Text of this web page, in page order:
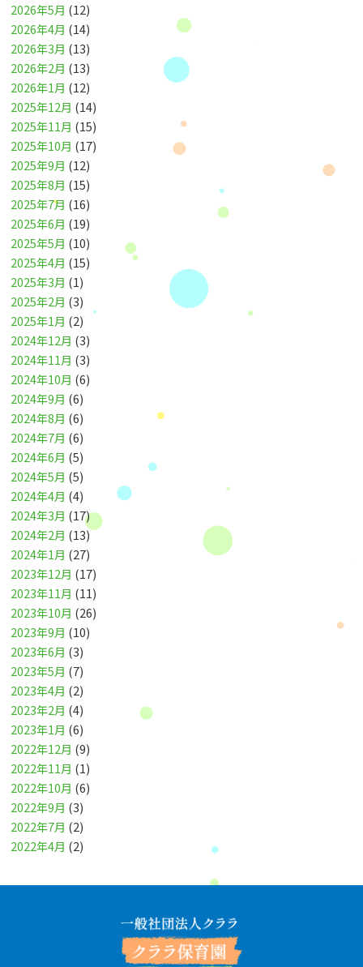
2026年5月 (12)
2026年4月 (14)
2026年3月 (13)
2026年2月 (13)
2026年1月 (12)
2025年12月 (14)
2025年11月 (15)
2025年10月 (17)
2025年9月 (12)
2025年8月 (15)
2025年7月 (16)
2025年6月 (19)
2025年5月 (10)
2025年4月 (15)
2025年3月 (1)
2025年2月 (3)
2025年1月 (2)
2024年12月 (3)
2024年11月 (3)
2024年10月 (6)
2024年9月 (6)
2024年8月 (6)
2024年7月 (6)
2024年6月 (5)
2024年5月 (5)
2024年4月 (4)
2024年3月 (17)
2024年2月 (13)
2024年1月 (27)
2023年12月 (17)
2023年11月 (11)
2023年10月 (26)
2023年9月 (10)
2023年6月 (3)
2023年5月 (7)
2023年4月 (2)
2023年2月 (4)
2023年1月 (6)
2022年12月 (9)
2022年11月 (1)
2022年10月 (6)
2022年9月 (3)
2022年7月 (2)
2022年4月 (2)